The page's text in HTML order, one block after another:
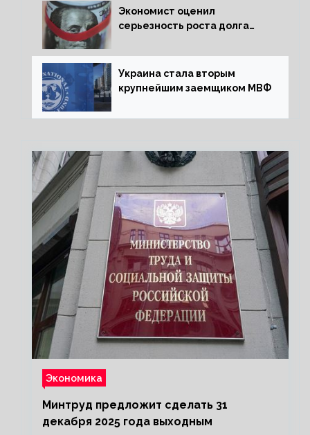
Экономист оценил
серьезность роста долга
Украина стала вторым
крупнейшим заемщиком МВФ
Экономика
Минтруд предложит сделать 31
декабря 2025 года выходным